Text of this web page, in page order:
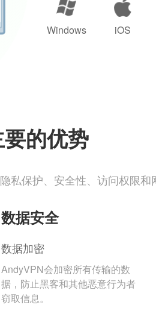
Windows iOS
的优势
私保护、安全性、访问权限和
数据安全
数据加密
AndyVPN会加密所有传输的数
据，防止黑客和其他恶意行为者
窃取信息。